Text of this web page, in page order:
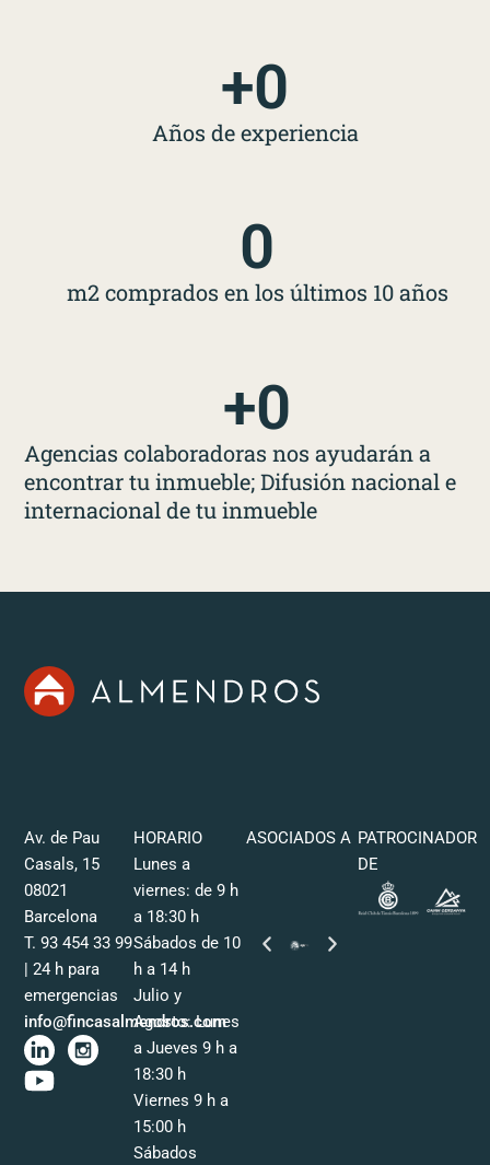
Años de experiencia
+0
m2 comprados en los últimos 10 años
0
Agencias colaboradoras nos ayudarán a
encontrar tu inmueble; Difusión nacional e
internacional de tu inmueble
+0
Av. de Pau
Casals, 15
08021
Barcelona
T. 93 454 33 99
| 24 h para
emergencias
info@fincasalmendros.com
HORARIO
Lunes a
viernes: de 9 h
a 18:30 h
Sábados de 10
h a 14 h
Julio y
Agosto: Lunes
a Jueves 9 h a
18:30 h
Viernes 9 h a
15:00 h
Sábados
ASOCIADOS A PATROCINADOR
DE